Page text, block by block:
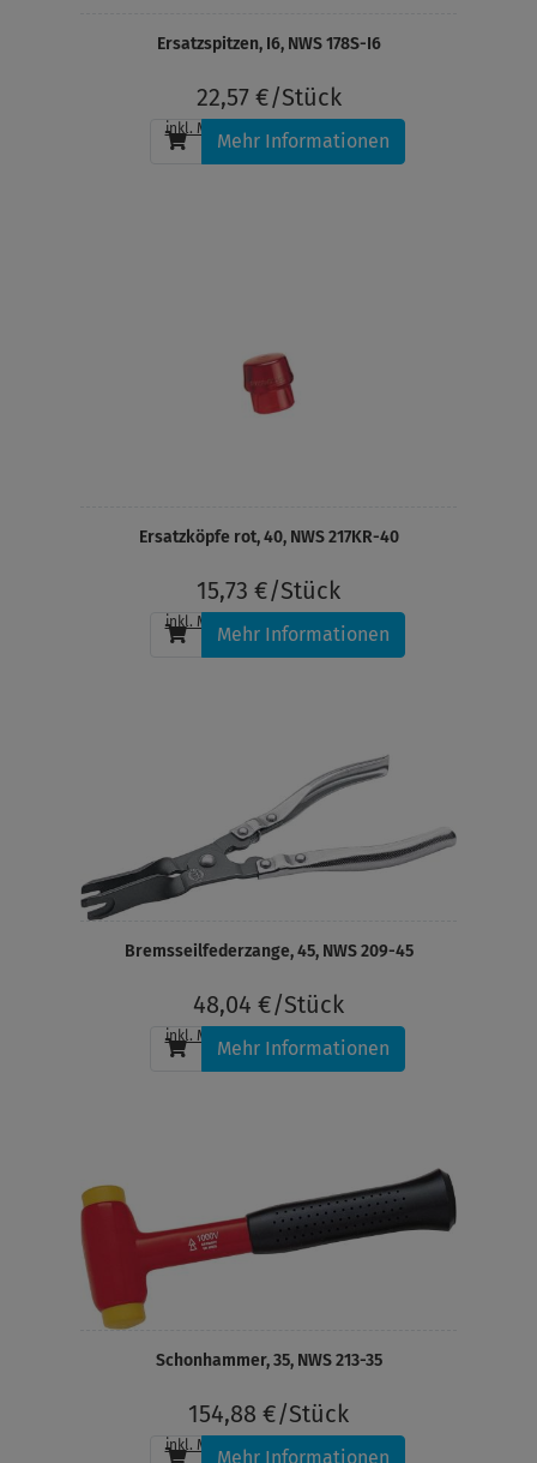
Ersatzspitzen, I6, NWS 178S-I6
22,57 €/Stück
inkl. MwSt.
Mehr Informationen
Ersatzköpfe rot, 40, NWS 217KR-40
15,73 €/Stück
inkl. MwSt.
Mehr Informationen
Bremsseilfederzange, 45, NWS 209-45
48,04 €/Stück
inkl. MwSt.
Mehr Informationen
Schonhammer, 35, NWS 213-35
154,88 €/Stück
inkl. MwSt. , zzgl. Versandkosten
Mehr Informationen